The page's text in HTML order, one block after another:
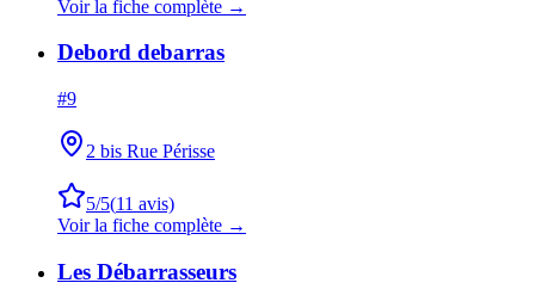
Voir la fiche complète →
Debord debarras
#9
2 bis Rue Périsse
5/5(11 avis)
Voir la fiche complète →
Les Débarrasseurs